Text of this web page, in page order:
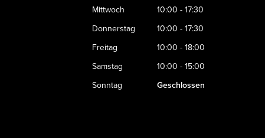
Mittwoch
10:00 - 17:30
Donnerstag
10:00 - 17:30
Freitag
10:00 - 18:00
Samstag
10:00 - 15:00
Sonntag
Geschlossen